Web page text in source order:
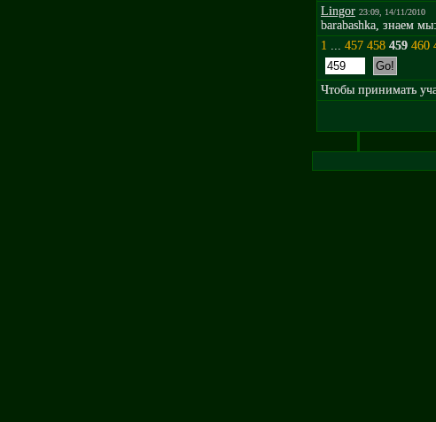
Lingor 23:09, 14/11/2010
barabashka, знаем
1 ... 457 458 459 460
Чтобы принимать